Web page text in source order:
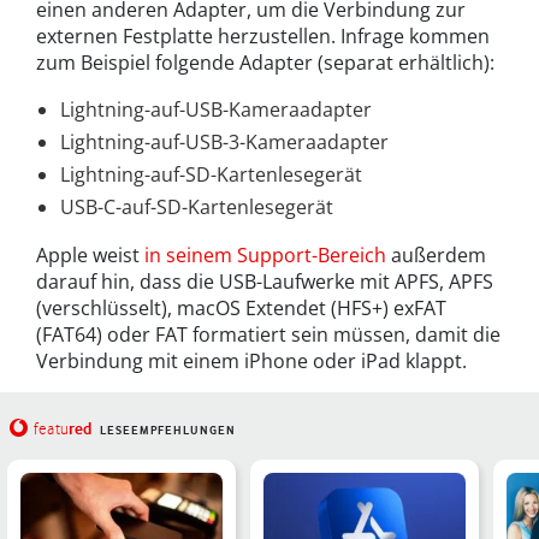
einen anderen Adapter, um die Verbindung zur
externen Festplatte herzustellen. Infrage kommen
zum Beispiel folgende Adapter (separat erhältlich):
Lightning-auf-USB-Kameraadapter
Lightning-auf-USB-3-Kameraadapter
Lightning-auf-SD-Kartenlesegerät
USB-C-auf-SD-Kartenlesegerät
Apple weist in seinem Support-Bereich außerdem
darauf hin, dass die USB-Laufwerke mit APFS, APFS
(verschlüsselt), macOS Extendet (HFS+) exFAT
(FAT64) oder FAT formatiert sein müssen, damit die
Verbindung mit einem iPhone oder iPad klappt.
featured LESEEMPFEHLUNGEN